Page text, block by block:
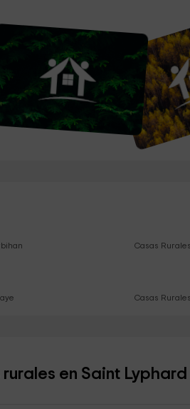
Casas
Casas
en Saint Lyphard